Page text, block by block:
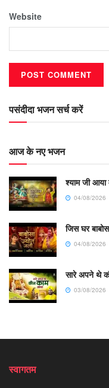
Website
पसंदीदा भजन सर्च करें
आज के नए भजन
श्याम जी आया
04/08/2026
जिस घर
04/08/2026
सारे अपने थे
03/08/2026
स्वागतम